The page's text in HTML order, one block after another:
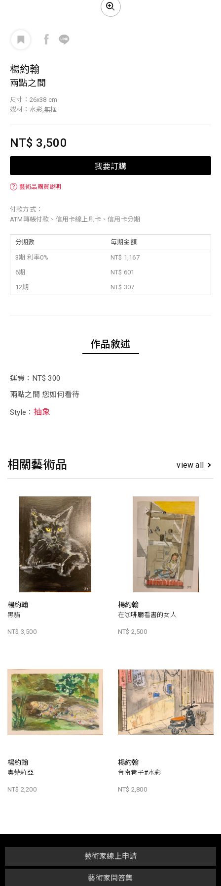
楊約翰
兩點之間
尺寸：26x38 cm
媒材：水彩,無框
NT$ 3,500
我要訂購
？ 藝術品購買說明
付款方式：
ATM轉帳付款、信用卡線上刷卡、信用卡分期
分期數 每期金額
3期 利率0%
NT$ 1,167
6期
NT$ 601
12期
NT$ 307
作品敘述
運費：NT$ 300
兩點之間 您如何看待
Style：抽象
相關藝術品 view all
楊約翰
黑貓
NT$ 3,500
楊約翰
在咖啡廳看書的女人
NT$ 2,500
楊約翰
奧菲莉亞
NT$ 2,200
楊約翰
台南巷子#水彩
NT$ 2,800
藝術家問答集
藝術家線上申請